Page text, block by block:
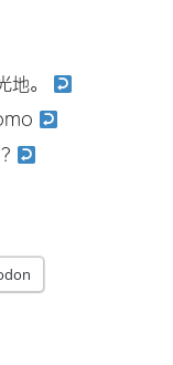
地。